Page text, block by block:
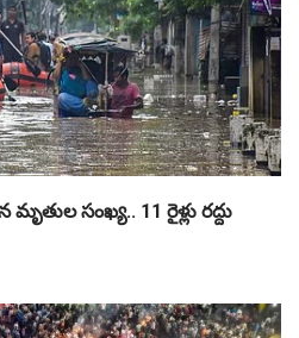
సంఖ్య.. 11 రైళ్లు రద్దు